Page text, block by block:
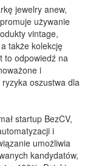
jewelry anew,
używanie
vintage,
także kolekcję
to odpowiedź na
i
oszustwa dla
startup BezCV,
i
umożliwia
kandydatów,